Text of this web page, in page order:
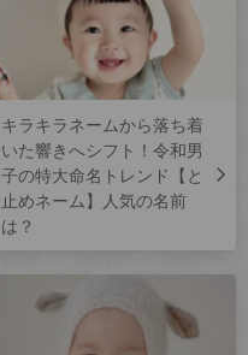
キラキラネームから落ち着
いた響きへシフト！令和男
子の特大命名トレンド【と
止めネーム】人気の名前
は？